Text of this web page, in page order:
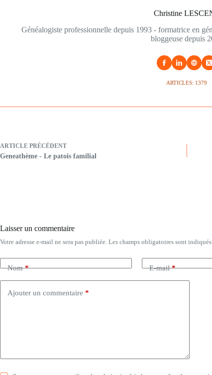
Christine
Généalogiste professionnelle depuis 1993 - formatrice en
bloggeuse depuis
ARTICLES: 1379
ARTICLE PRÉCÉDENT
Geneathème - Le patois familial
Laisser un commentaire
Votre adresse e-mail ne sera pas publiée. Les champs obligatoires sont
Nom* E-mail*
Ajouter un commentaire *